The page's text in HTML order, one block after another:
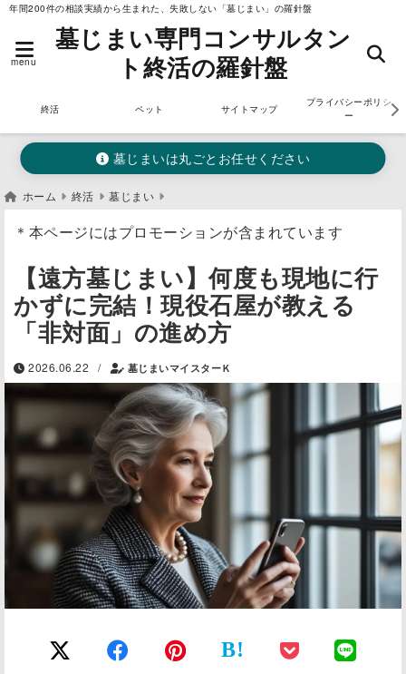
年間200件の相談実績から生まれた、失敗しない「墓じまい」の羅針盤
menu
墓じまい専門コンサルタン
ト終活の羅針盤
終活 ペット サイトマップ
プライバシーポリシ
ー
墓じまいは丸ごとお任せください
ホーム 終活 墓じまい
＊本ページにはプロモーションが含まれています
【遠方墓じまい】何度も現地に行
かずに完結！現役石屋が教える
「非対面」の進め方
2026.06.22 / 墓じまいマイスターＫ
B!